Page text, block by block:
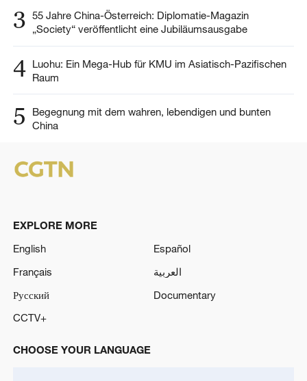
3 55 Jahre China-Österreich: Diplomatie-Magazin
„Society“ veröffentlicht eine Jubiläumsausgabe
4 Luohu: Ein Mega-Hub für KMU im Asiatisch-Pazifischen
Raum
5
Begegnung mit dem wahren, lebendigen und bunten
China
EXPLORE MORE
English
Español
Français
العربية
Русский
Documentary
CCTV+
CHOOSE YOUR LANGUAGE